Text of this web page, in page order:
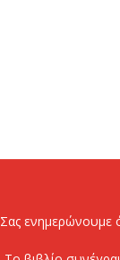
Σας ενημερώνουμε